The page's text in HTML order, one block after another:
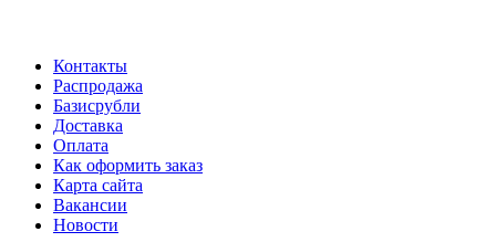
Контакты
Распродажа
Базисрубли
Доставка
Оплата
Как оформить заказ
Карта сайта
Вакансии
Новости